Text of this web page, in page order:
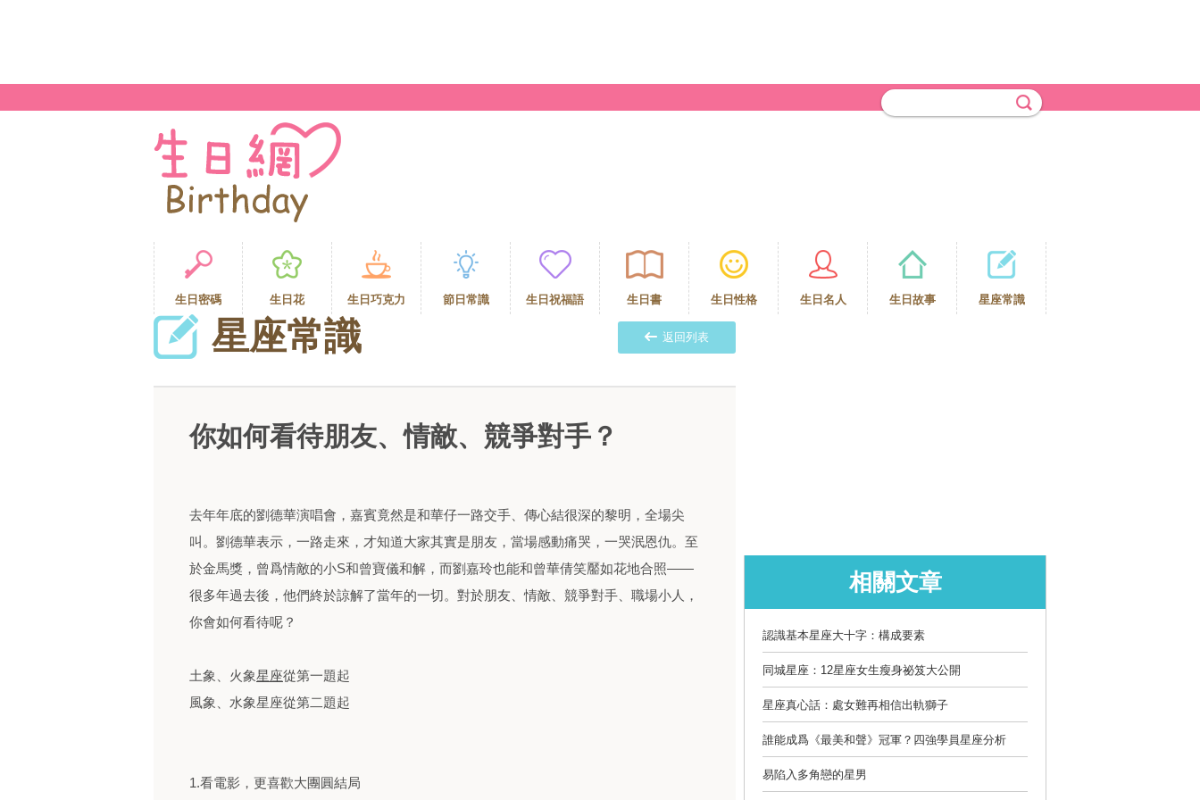
生日密碼 生日花 生日巧克力 節日常識 生日祝福語 生日書 生日性格 生日名人 生日故事 星座常識
星座常識 返回列表
你如何看待朋友、情敵、競爭對手？
去年年底的劉德華演唱會，嘉賓竟然是和華仔一路交手、傳心結很深的黎明，全場尖
叫。劉德華表示，一路走來，才知道大家其實是朋友，當場感動痛哭，一哭泯恩仇。至
於金馬獎，曾爲情敵的小S和曾寶儀和解，而劉嘉玲也能和曾華倩笑靨如花地合照——
很多年過去後，他們終於諒解了當年的一切。對於朋友、情敵、競爭對手、職場小人，
你會如何看待呢？
土象、火象星座從第一題起
風象、水象星座從第二題起
1.看電影，更喜歡大團圓結局
相關文章
認識基本星座大十字：構成要素
同城星座：12星座女生瘦身祕笈大公開
星座真心話：處女難再相信出軌獅子
誰能成爲《最美和聲》冠軍？四強學員星座分析
易陷入多角戀的星男